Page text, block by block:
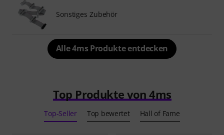
Sonstiges Zubehör
Alle 4ms Produkte entdecken
Top Produkte von 4ms
Top-Seller Top bewertet Hall of Fame